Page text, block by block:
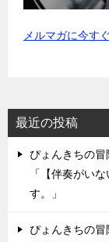
メルマガに今す
最近の投稿
ぴょんきちの冒
「【伴奏がい
す。」
ぴょんきちの冒